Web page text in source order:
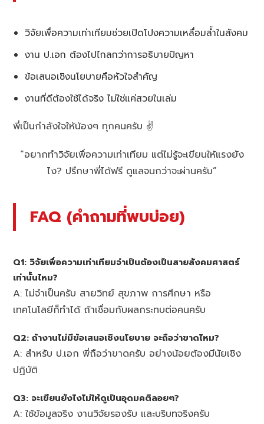
วิจัยเพื่อความเท่าเทียมช่วยเปิดโปงความเหลื่อมล้ำในสังคม
งาน ป.เอก ต้องไปไกลกว่าการอธิบายปัญหา
ข้อเสนอเชิงนโยบายคือหัวใจสำคัญ
งานที่ดีต้องใช้ได้จริง ไม่ใช่แค่สวยในเล่ม
พี่เป็นกำลังใจให้น้องๆ ทุกคนครับ ✌️
“อยากทำวิจัยเพื่อความเท่าเทียม แต่ไม่รู้จะเขียนให้แรงยัง
ไง? ปรึกษาพี่ได้ฟรี ดูแลจนกว่าจะผ่านครับ”
FAQ (คำถามที่พบบ่อย)
Q1: วิจัยเพื่อความเท่าเทียมจำเป็นต้องเป็นสายสังคมศาสตร์
เท่านั้นไหม?
A: ไม่จำเป็นครับ สายวิทย์ สุขภาพ การศึกษา หรือ
เทคโนโลยีก็ทำได้ ถ้าเชื่อมกับผลกระทบต่อคนครับ
Q2: ถ้างานไม่มีข้อเสนอเชิงนโยบาย จะถือว่าขาดไหม?
A: สำหรับ ป.เอก พี่ถือว่าขาดครับ อย่างน้อยต้องมีนัยเชิง
ปฏิบัติ
Q3: จะเขียนยังไงไม่ให้ดูเป็นอุดมคติลอยๆ?
A: ใช้ข้อมูลจริง งานวิจัยรองรับ และบริบทจริงครับ